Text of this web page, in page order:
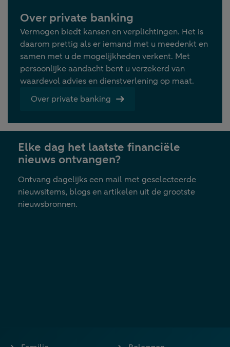
Over private banking
Vermogen biedt kansen en verplichtingen. Het is
daarom prettig als er iemand met u meedenkt en
samen met u de mogelijkheden verkent. Met
persoonlijke aandacht bent u verzekerd van
waardevol advies en dienstverlening op maat.
Over private banking
Elke dag het laatste financiële
nieuws ontvangen?
Ontvang dagelijks een mail met geselecteerde
nieuwsitems, blogs en artikelen uit de grootste
nieuwsbronnen.